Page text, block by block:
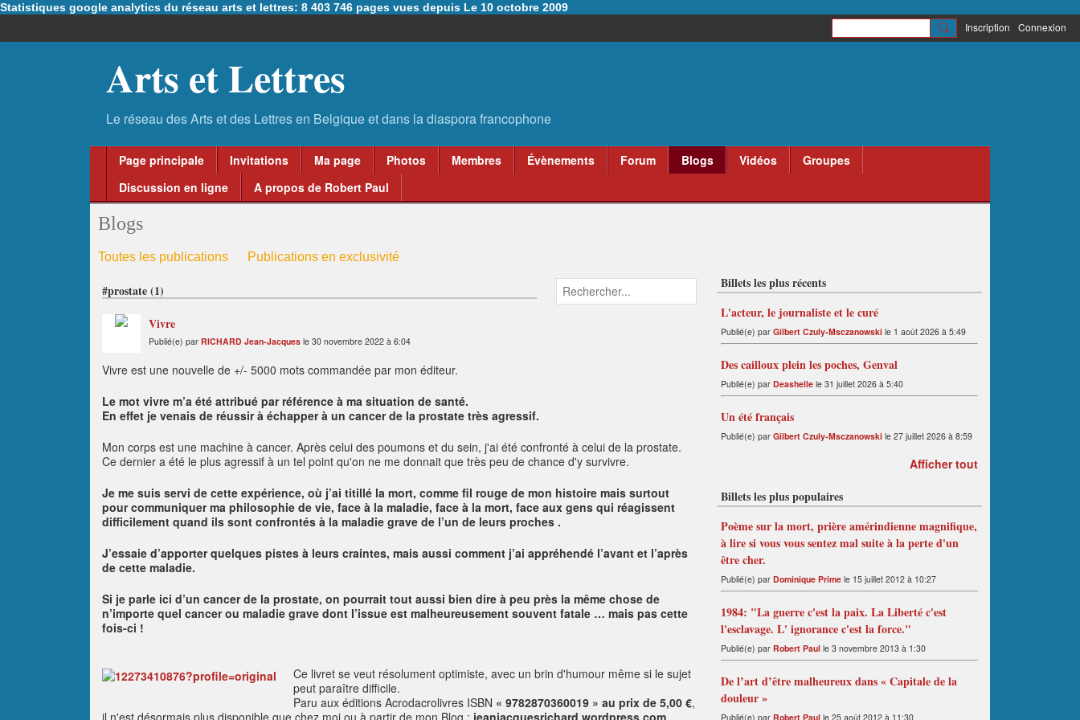
Statistiques google analytics du réseau arts et lettres: 8 403 746 pages vues depuis Le 10 octobre 2009
Inscription Connexion
Arts et Lettres
Page principale Invitations Ma page Photos Membres Évènements Forum Blogs Vidéos
Groupes
Discussion en ligne
A propos de Robert Paul
Blogs
Toutes les publications Publications en exclusivité
#prostate (1)
Vivre
Publié(e) par RICHARD Jean-Jacques le 30 novembre 2022 à 6:04
Vivre est une nouvelle de +/- 5000 mots commandée par mon éditeur.
Le mot vivre m’a été attribué par référence à ma situation de santé.
En effet je venais de réussir à échapper à un cancer de la prostate très agressif.
Mon corps est une machine à cancer. Après celui des poumons et du sein, j'ai été confronté à celui de la prostate.
Ce dernier a été le plus agressif à un tel point qu'on ne me donnait que très peu de chance d'y survivre.
Je me suis servi de cette expérience, où j’ai titillé la mort, comme fil rouge de mon histoire mais surtout
pour communiquer ma philosophie de vie, face à la maladie, face à la mort, face aux gens qui réagissent
difficilement quand ils sont confrontés à la maladie grave de l’un de leurs proches .
J’essaie d’apporter quelques pistes à leurs craintes, mais aussi comment j’ai appréhendé l’avant et l’après
de cette maladie.
Si je parle ici d’un cancer de la prostate, on pourrait tout aussi bien dire à peu près la même chose de
n’importe quel cancer ou maladie grave dont l’issue est malheureusement souvent fatale … mais pas cette
fois-ci !
Ce livret se veut résolument optimiste, avec un brin d'humour même si le sujet
peut paraître difficile.
Paru aux éditions Acrodacrolivres ISBN « 9782870360019 » au prix de 5,00 €,
il n'est désormais plus disponible que chez moi ou à partir de mon Blog : jeanjacquesrichard.wordpress.com
Billets les plus récents
L'acteur, le journaliste et le curé
Publié(e) par Gilbert Czuly-Msczanowski le 1 août 2026 à 5:49
Des cailloux plein les poches, Genval
Publié(e) par Deashelle le 31 juillet 2026 à 5:40
Un été français
Publié(e) par Gilbert Czuly-Msczanowski le 27 juillet 2026 à 8:59
Afficher tout
Billets les plus populaires
Poème sur la mort, prière amérindienne magnifique,
à lire si vous vous sentez mal suite à la perte d'un
être cher.
Publié(e) par Dominique Prime le 15 juillet 2012 à 10:27
1984: "La guerre c'est la paix. La Liberté c'est
l'esclavage. L' ignorance c'est la force."
Publié(e) par Robert Paul le 3 novembre 2013 à 1:30
De l’art d’être malheureux dans « Capitale de la
douleur »
Publié(e) par Robert Paul le 25 août 2012 à 11:30